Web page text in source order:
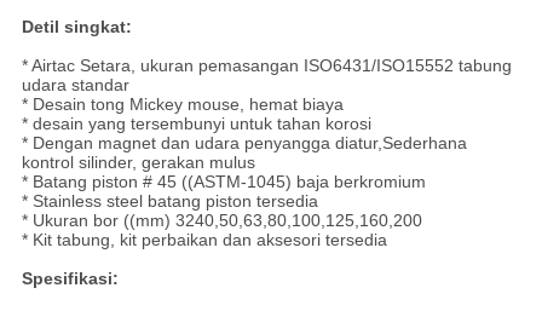
Detil singkat:
* Airtac Setara, ukuran pemasangan ISO6431/ISO15552 tabung
udara standar
* Desain tong Mickey mouse, hemat biaya
* desain yang tersembunyi untuk tahan korosi
* Dengan magnet dan udara penyangga diatur,Sederhana
kontrol silinder, gerakan mulus
* Batang piston # 45 ((ASTM-1045) baja berkromium
* Stainless steel batang piston tersedia
* Ukuran bor ((mm) 3240,50,63,80,100,125,160,200
* Kit tabung, kit perbaikan dan aksesori tersedia
Spesifikasi: